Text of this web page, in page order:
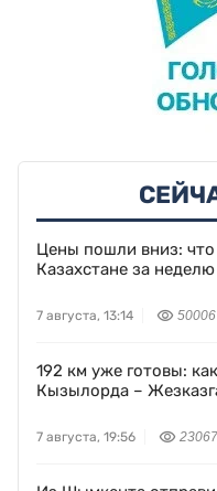
Цены пошли вниз:
Казахстане за неделю
7 августа, 13:14 50006
192 км уже готовы:
Кызылорда –
7 августа, 19:56 23067